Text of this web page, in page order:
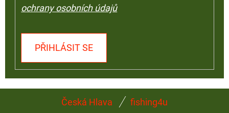
ochrany osobních údajů
PŘIHLÁSIT SE
Česká Hlava fishing4u